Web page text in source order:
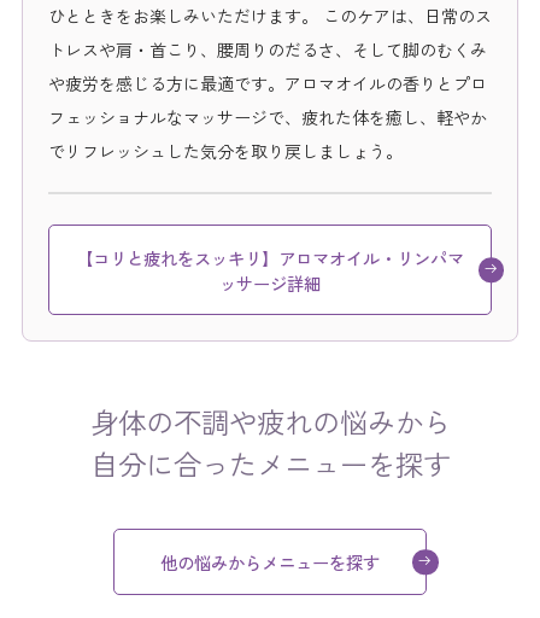
ひとときをお楽しみいただけます。
このケアは、日常のス
トレスや肩・首こり、腰周りのだるさ、そして脚のむくみ
や疲労を感じる方に最適です。アロマオイルの香りとプロ
フェッショナルなマッサージで、疲れた体を癒し、軽やか
でリフレッシュした気分を取り戻しましょう。
【コリと疲れをスッキリ】アロマオイル・リンパマ
ッサージ詳細
身体の不調や疲れの悩みから
自分に合ったメニューを探す
他の悩みからメニューを探す